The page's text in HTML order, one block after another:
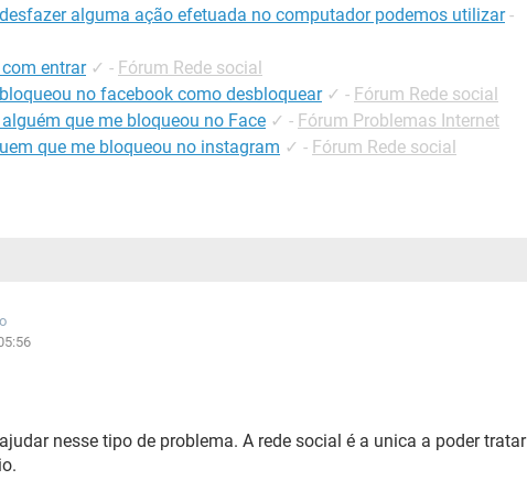
alguma ação efetuada no computador podemos utilizar -
entrar ✓ - Fórum Rede social
no facebook como desbloquear ✓ - Fórum Rede social
que me bloqueou no Face ✓ - Fórum Problemas Internet
que me bloqueou no instagram ✓ - Fórum Rede social
nesse tipo de problema. A rede social é a unica a poder tratar